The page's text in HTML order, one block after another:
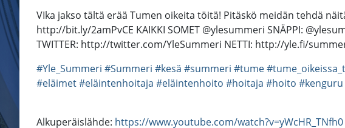
VIka jakso tältä erää Tumen oikeita töitä! Pitäskö meidän tehdä
http://bit.ly/2amPvCE KAIKKI SOMET @ylesummeri SNÄPPI:
TWITTER: http://twitter.com/YleSummeri NETTI: http://yle.fi/
#Yle_Summeri #Summeri #kesä #summeri #tume
#eläimet#eläintenhoitaja #eläintenhoito #hoitaja #hoito #kenguru
Alkuperäislähde: https://www.youtube.com/watch?v=yWcHR_TNfh0